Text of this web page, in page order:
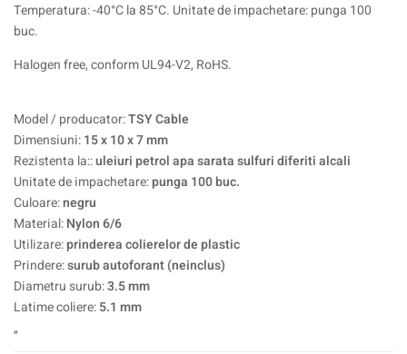
Temperatura: -40°C la 85°C. Unitate de impachetare: punga 100
buc.
Halogen free, conform UL94-V2, RoHS.
Model / producator:TSY Cable
Dimensiuni:15 x 10 x 7 mm
Rezistenta la::uleiuri petrol apa sarata sulfuri diferiti alcali
Unitate de impachetare:punga 100 buc.
Culoare:negru
Material:Nylon 6/6
Utilizare:prinderea colierelor de plastic
Prindere:surub autoforant (neinclus)
Diametru surub:3.5 mm
Latime coliere:5.1 mm
„